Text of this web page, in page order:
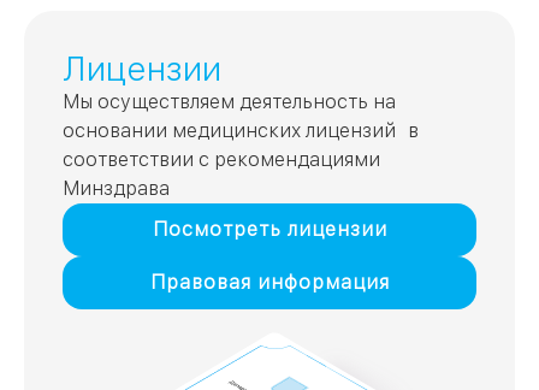
Лицензии
Мы осуществляем деятельность на
основании медицинских лицензий в
соответствии с рекомендациями
Минздрава
Посмотреть лицензии
Правовая информация